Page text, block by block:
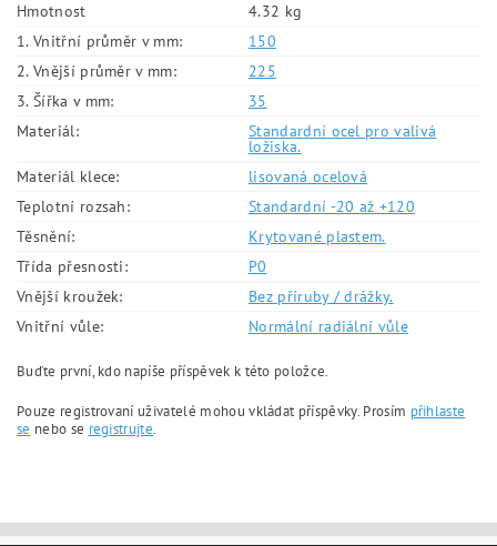
Hmotnost
4.32 kg
1. Vnitřní průměr v mm:
150
2. Vnější průměr v mm:
225
3. Šířka v mm:
35
Materiál:
Standardní ocel pro valivá
ložiska.
Materiál klece:
lisovaná ocelová
Teplotní rozsah:
Standardní -20 až +120
Těsnění:
Krytované plastem.
Třída přesnosti:
P0
Vnější kroužek:
Bez příruby / drážky.
Vnitřní vůle:
Normální radiální vůle
Buďte první, kdo napíše příspěvek k této položce.
Pouze registrovaní uživatelé mohou vkládat příspěvky. Prosím přihlaste
se nebo se registrujte.